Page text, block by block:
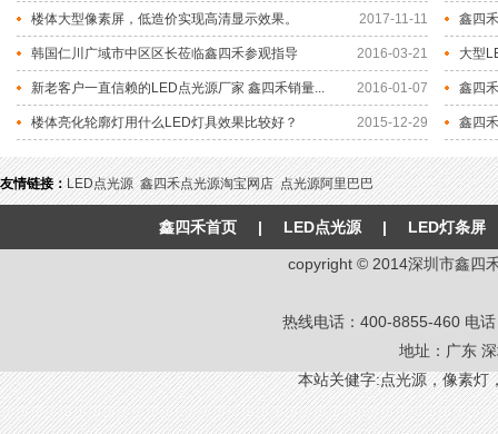
2017-11-11
楼体大型像素屏，低造价实现高清显示效果。 鑫四
2016-03-21
韩国仁川广域市中区区长莅临鑫四禾参观指导 大型
2016-01-07
新老客户一直信赖的LED点光源厂家 鑫四禾销量... 鑫四
2015-12-29
楼体亮化轮廓灯用什么LED灯具效果比较好？ 鑫四
友情链接：LED点光源 鑫四禾点光源淘宝网店 点光源阿里巴巴
鑫四禾首页 | LED点光源 | LED灯条屏
copyright © 2014深圳市鑫四
热线电话：400-8855-460 电
地址：广东
本站关健字:点光源，像素灯